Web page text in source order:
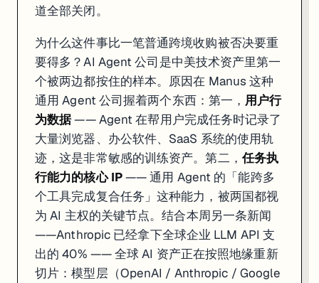
道全部关闭。
为什么这件事比一笔普通跨境收购被否决要重
要得多？AI Agent 公司是中美技术资产里第一
个被两边都按住的样本。原因在 Manus 这种
通用 Agent 公司握着两个东西：第一， 用户行
为数据—— Agent 在帮用户完成任务时记录了
大量浏览器、办公软件、SaaS 系统的使用轨
迹，这是非常敏感的训练资产。第二， 任务执
行能力的核心 IP—— 通用 Agent 的「能跨多
个工具完成复合任务」这种能力，被两国都视
为 AI 主权的关键节点。结合本周另一条新闻
——Anthropic 已经拿下全球企业 LLM API 支
出的 40% —— 全球 AI 资产正在按照地缘重新
切片：模型层（OpenAI / Anthropic / Google